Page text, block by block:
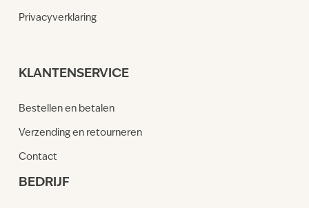
Privacyverklaring
KLANTENSERVICE
Bestellen en betalen
Verzending en retourneren
Contact
BEDRIJF